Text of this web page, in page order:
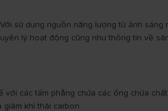
sử dụng nguồn năng lượng từ ánh sáng
lý hoạt động cũng như thông tin về
các tấm phẳng chứa các ống chứa
khí thải carbon.